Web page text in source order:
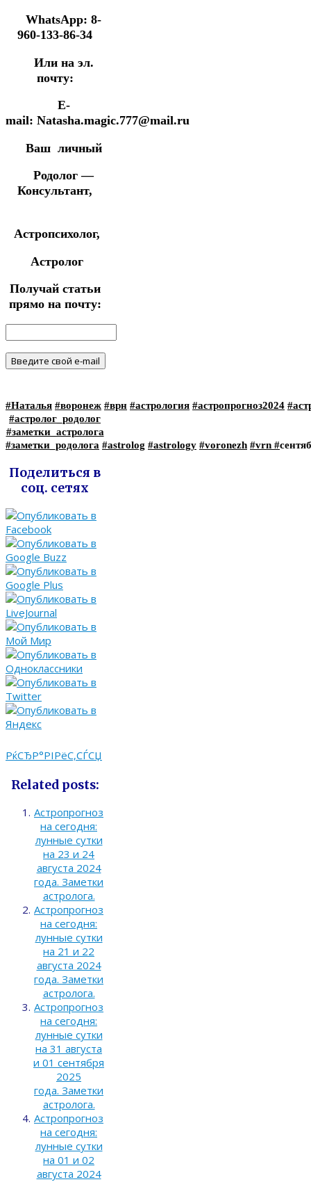
WhatsApp: 8-
960-133-86-34
Или на эл.
почту:
E-
mail: Natasha.magic.777@mail.ru
Ваш личный
Родолог —
Консультант,
Астропсихолог,
Астролог
Получай статьи
прямо на почту:
#Наталья #воронеж #врн #астрология #астропрогноз2024
#астролог_родолог
#заметки_астролога
#заметки_родолога #astrolog #astrology #voronezh #vrn #
Поделиться в
соц. сетях
РќСЂР°РІРёС‚СЃСЏ
Related posts:
Астропрогноз
на сегодня:
лунные сутки
на 23 и 24
августа 2024
года. Заметки
астролога.
Астропрогноз
на сегодня:
лунные сутки
на 21 и 22
августа 2024
года. Заметки
астролога.
Астропрогноз
на сегодня:
лунные сутки
на 31 августа
и 01 сентября
2025
года. Заметки
астролога.
Астропрогноз
на сегодня:
лунные сутки
на 01 и 02
августа 2024